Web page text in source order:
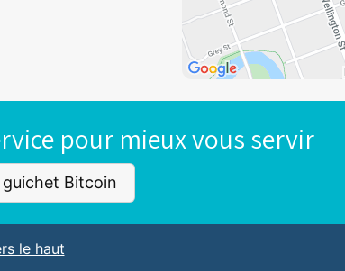
pour mieux vous servir
Bitcoin
le haut